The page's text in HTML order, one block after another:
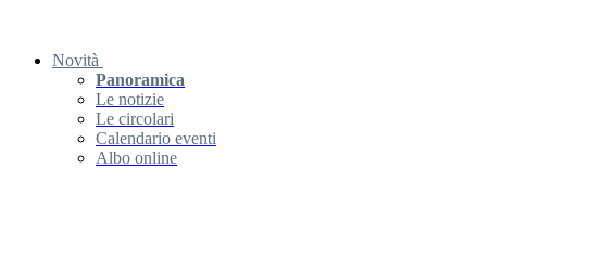
Novità
Panoramica
Le notizie
Le circolari
Calendario eventi
Albo online